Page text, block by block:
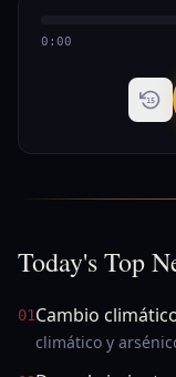
0:00
15
Today's Top
01Cambio
climático y